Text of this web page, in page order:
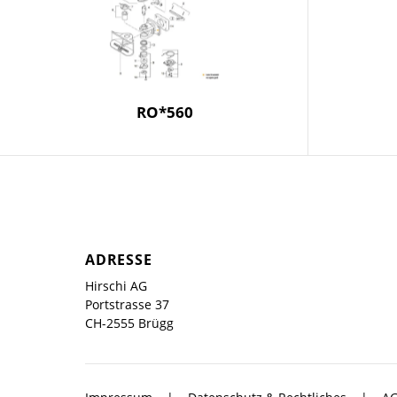
RO*560
ADRESSE
Hirschi AG
Portstrasse 37
CH-2555 Brügg